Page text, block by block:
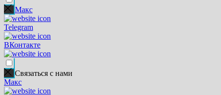
Макс
Telegram
ВКонтакте
Связаться с нами
Макс